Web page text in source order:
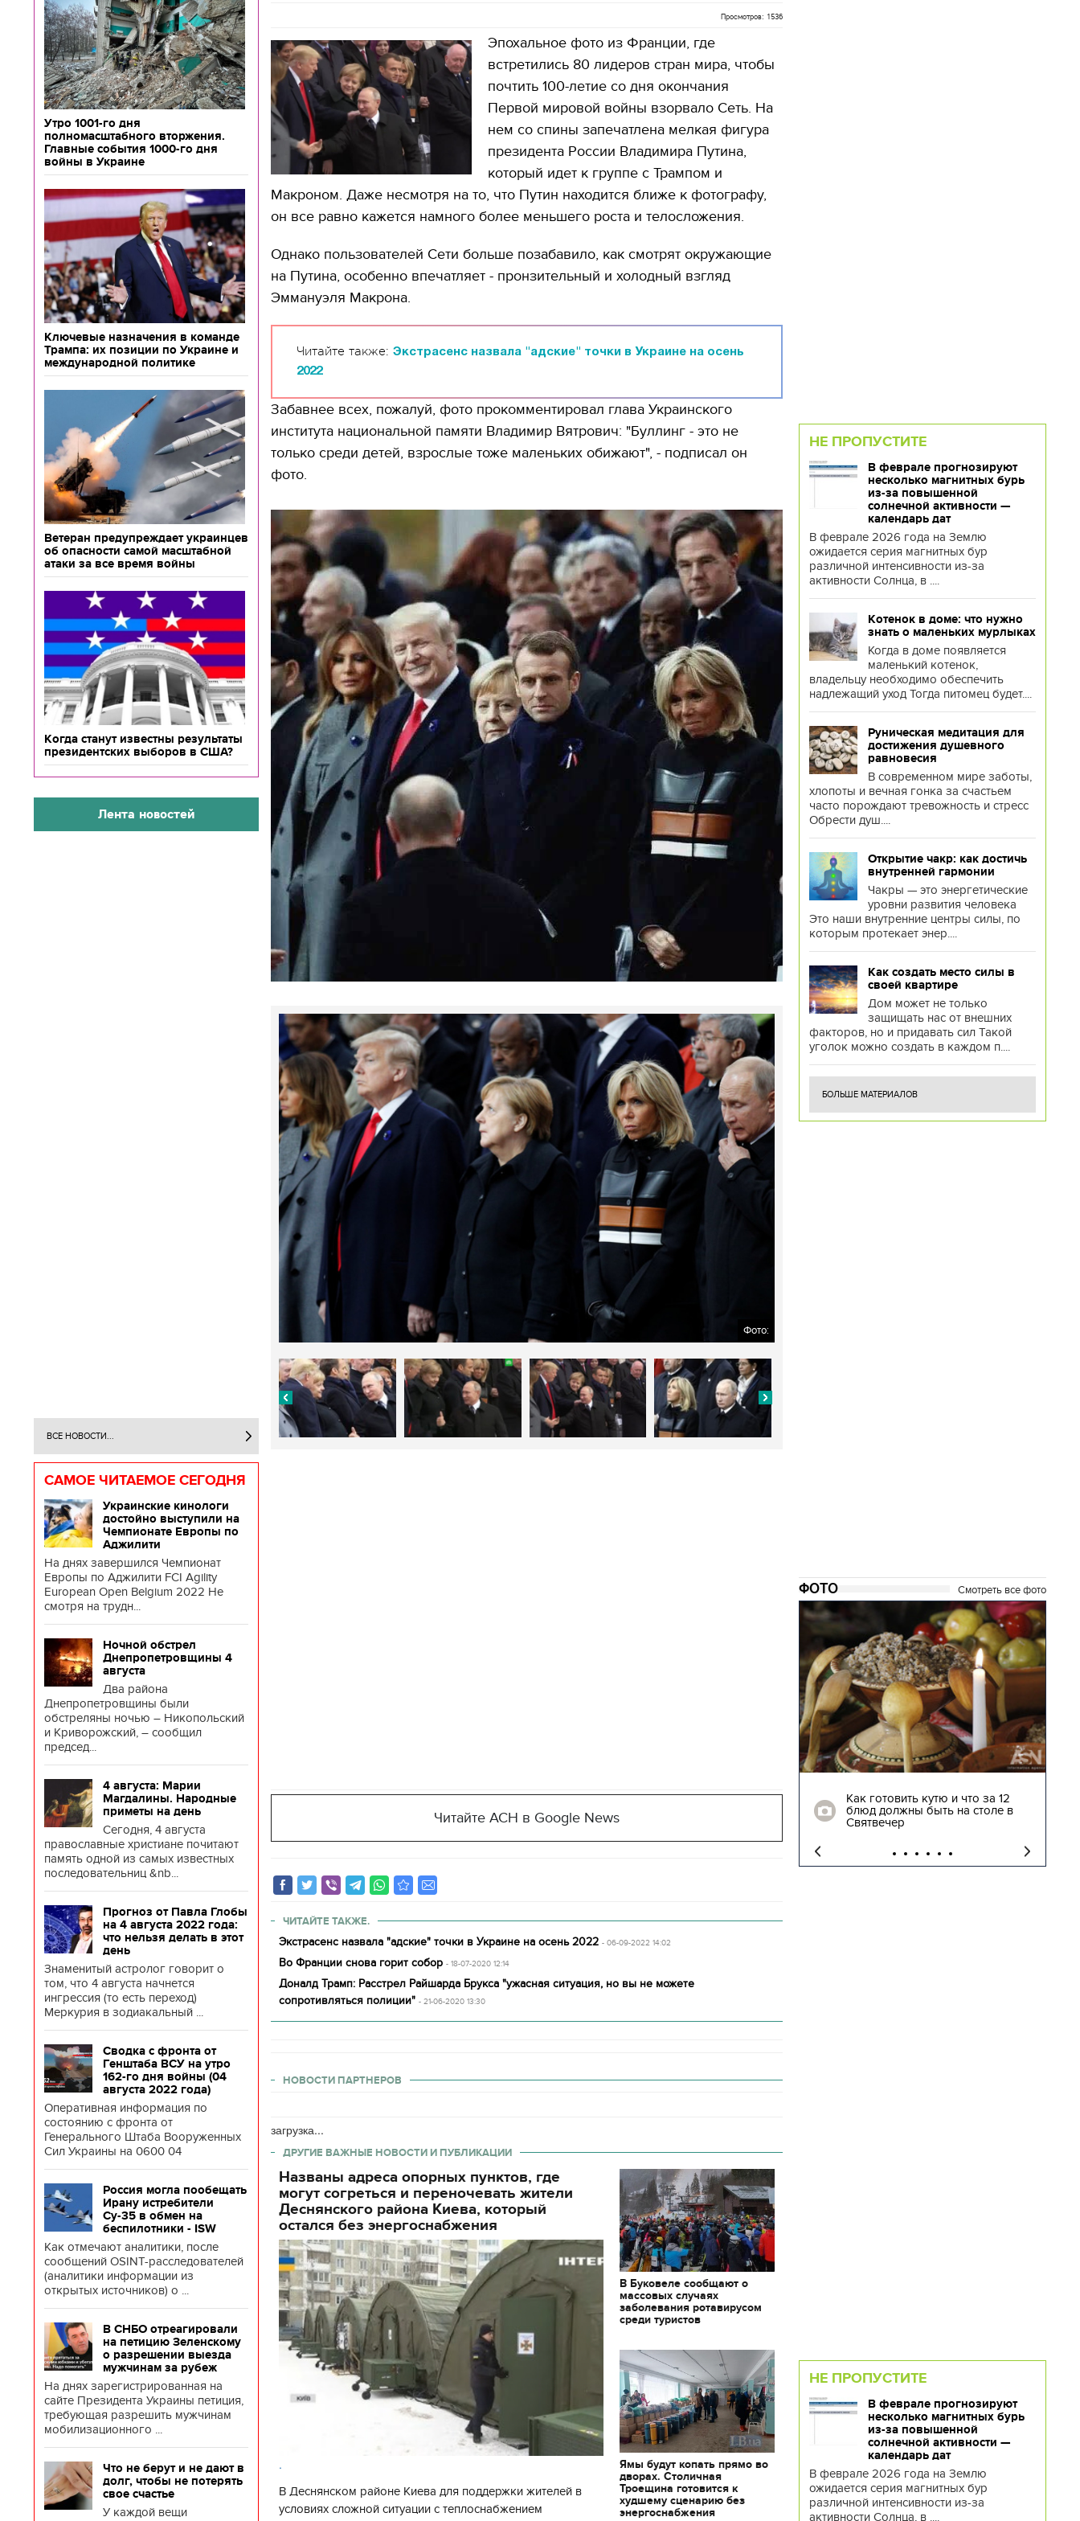
Утро 1001-го дня
полномасштабного вторжения.
Главные события 1000-го дня
войны в Украине
Ключевые назначения в команде
Трампа: их позиции по Украине и
международной политике
Ветеран предупреждает украинцев
об опасности самой масштабной
атаки за все время войны
Когда станут известны результаты
президентских выборов в США?
Лента новостей
ВСЕ НОВОСТИ...
САМОЕ ЧИТАЕМОЕ СЕГОДНЯ
Украинские кинологи
достойно выступили на
Чемпионате Европы по
Аджилити
На днях завершился Чемпионат
Европы по Аджилити FCI Agility
European Open Belgium 2022 Не
смотря на трудн...
Ночной обстрел
Днепропетровщины 4
августа
Два района
Днепропетровщины были
обстреляны ночью – Никопольский
и Криворожский, – сообщил
председ...
4 августа: Марии
Магдалины. Народные
приметы на день
Сегодня, 4 августа
православные христиане почитают
память одной из самых известных
последовательниц &nb...
Прогноз от Павла Глобы
на 4 августа 2022 года:
что нельзя делать в этот
день
Знаменитый астролог говорит о
том, что 4 августа начнется
ингрессия (то есть переход)
Меркурия в зодиакальный ...
Сводка с фронта от
Генштаба ВСУ на утро
162-го дня войны (04
августа 2022 года)
Оперативная информация по
состоянию с фронта от
Генерального Штаба Вооруженных
Сил Украины на 0600 04
Россия могла пообещать
Ирану истребители
Су-35 в обмен на
беспилотники - ISW
Как отмечают аналитики, после
сообщений OSINT-расследователей
(аналитики информации из
открытых источников) о ...
В СНБО отреагировали
на петицию Зеленскому
о разрешении выезда
мужчинам за рубеж
На днях зарегистрированная на
сайте Президента Украины петиция,
требующая разрешить мужчинам
мобилизационного ...
Что не берут и не дают в
долг, чтобы не потерять
свое счастье
У каждой вещи
Просмотров: 1536
Эпохальное фото из Франции, где
встретились 80 лидеров стран мира, чтобы
почтить 100-летие со дня окончания
Первой мировой войны взорвало Сеть. На
нем со спины запечатлена мелкая фигура
президента России Владимира Путина,
который идет к группе с Трампом и
Макроном. Даже несмотря на то, что Путин находится ближе к фотографу,
он все равно кажется намного более меньшего роста и телосложения.
Однако пользователей Сети больше позабавило, как смотрят окружающие
на Путина, особенно впечатляет - пронзительный и холодный взгляд
Эммануэля Макрона.
Читайте также: Экстрасенс назвала "адские" точки в Украине на осень
2022
Забавнее всех, пожалуй, фото прокомментировал глава Украинского
института национальной памяти Владимир Вятрович: "Буллинг - это не
только среди детей, взрослые тоже маленьких обижают", - подписал он
фото.
Фото:
Читайте АСН в Google News
ЧИТАЙТЕ ТАКЖЕ.
Экстрасенс назвала "адские" точки в Украине на осень 2022 - 06-09-2022 14:02
Во Франции снова горит собор - 18-07-2020 12:14
Доналд Трамп: Расстрел Райшарда Брукса "ужасная ситуация, но вы не можете
сопротивляться полиции" - 21-06-2020 13:30
НОВОСТИ ПАРТНЕРОВ
загрузка...
ДРУГИЕ ВАЖНЫЕ НОВОСТИ И ПУБЛИКАЦИИ
Названы адреса опорных пунктов, где
могут согреться и переночевать жители
Деснянского района Киева, который
остался без энергоснабжения
.
В Деснянском районе Киева для поддержки жителей в
условиях сложной ситуации с теплоснабжением
В Буковеле сообщают о
массовых случаях
заболевания ротавирусом
среди туристов
Ямы будут копать прямо во
дворах. Столичная
Троещина готовится к
худшему сценарию без
энергоснабжения
НЕ ПРОПУСТИТЕ
В феврале прогнозируют
несколько магнитных бурь
из-за повышенной
солнечной активности —
календарь дат
В феврале 2026 года на Землю
ожидается серия магнитных бур
различной интенсивности из-за
активности Солнца, в ....
Котенок в доме: что нужно
знать о маленьких мурлыках
Когда в доме появляется
маленький котенок,
владельцу необходимо обеспечить
надлежащий уход Тогда питомец будет....
Руническая медитация для
достижения душевного
равновесия
В современном мире заботы,
хлопоты и вечная гонка за счастьем
часто порождают тревожность и стресс
Обрести душ....
Открытие чакр: как достичь
внутренней гармонии
Чакры — это энергетические
уровни развития человека
Это наши внутренние центры силы, по
которым протекает энер....
Как создать место силы в
своей квартире
Дом может не только
защищать нас от внешних
факторов, но и придавать сил Такой
уголок можно создать в каждом п....
БОЛЬШЕ МАТЕРИАЛОВ
ФОТО Смотреть все фото
Времена Руси: как выглядят
декорации к фильму
"Сторожевая застава"
Как готовить кутю и что за 12
блюд должны быть на столе в
Святвечер
НЕ ПРОПУСТИТЕ
В феврале прогнозируют
несколько магнитных бурь
из-за повышенной
солнечной активности —
календарь дат
В феврале 2026 года на Землю
ожидается серия магнитных бур
различной интенсивности из-за
активности Солнца, в ....